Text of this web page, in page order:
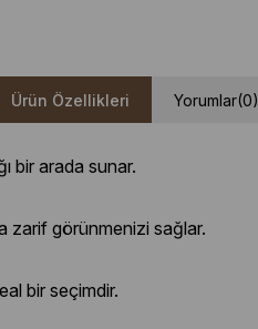
Ürün Özellikleri Yorumlar(0)
bir arada sunar.
zarif görünmenizi sağlar.
bir seçimdir.